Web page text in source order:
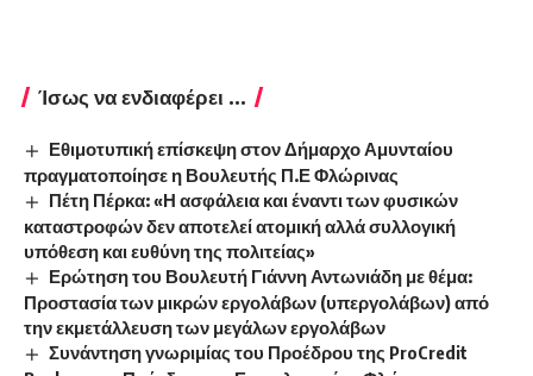
Ίσως να ενδιαφέρει ...
Εθιμοτυπική επίσκεψη στον Δήμαρχο Αμυνταίου
πραγματοποίησε η Βουλευτής Π.Ε Φλώρινας
Πέτη Πέρκα: «Η ασφάλεια και έναντι των φυσικών
καταστροφών δεν αποτελεί ατομική αλλά συλλογική
υπόθεση και ευθύνη της πολιτείας»
Ερώτηση του Βουλευτή Γιάννη Αντωνιάδη με θέμα:
Προστασία των μικρών εργολάβων (υπεργολάβων) από
την εκμετάλλευση των μεγάλων εργολάβων
Συνάντηση γνωριμίας του Προέδρου της ProCredit